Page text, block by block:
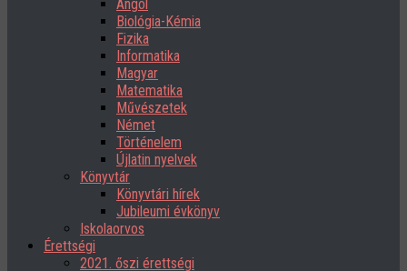
Angol
Biológia-Kémia
Fizika
Informatika
Magyar
Matematika
Művészetek
Német
Történelem
Újlatin nyelvek
Könyvtár
Könyvtári hírek
Jubileumi évkönyv
Iskolaorvos
Érettségi
2021. őszi érettségi